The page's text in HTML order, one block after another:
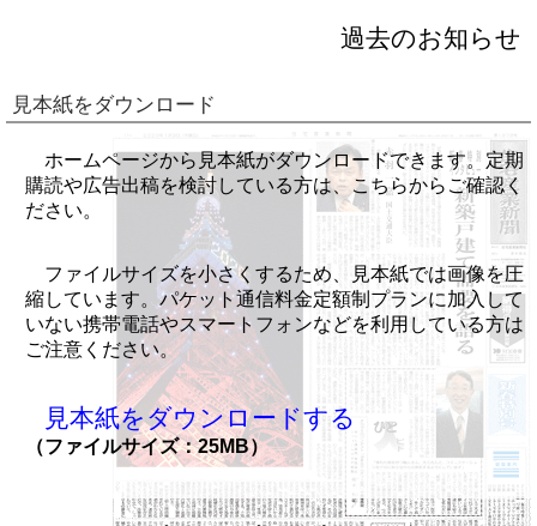
過去のお知らせ
見本紙をダウンロード
ホームページから見本紙がダウンロードできます。定期
購読や広告出稿を検討している方は、こちらからご確認く
ださい。
ファイルサイズを小さくするため、見本紙では画像を圧
縮しています。パケット通信料金定額制プランに加入して
いない携帯電話やスマートフォンなどを利用している方は
ご注意ください。
見本紙をダウンロードする
（ファイルサイズ：25MB）